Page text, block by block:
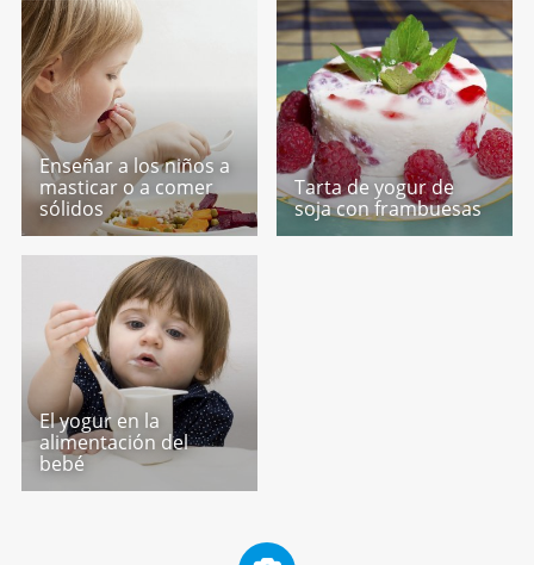
Enseñar a los niños a
masticar o a comer
sólidos
Tarta de yogur de
soja con frambuesas
El yogur en la
alimentación del
bebé